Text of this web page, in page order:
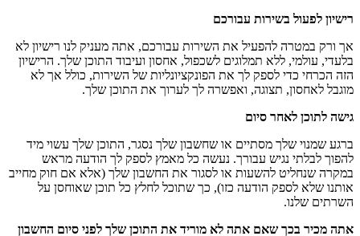
רישיון לפעול בשירות עבורכם
אך ורק במטרה להפעיל את השירות עבורכם, אתה מעניק לנו רישיון לא
בלעדי, עולמי, ללא תמלוגים לשכפול, אחסון ועיבוד התוכן שלך. הרישיון
הזה הכרחי כדי לספק לך את הפונקציונליות של השירות, כולל אך לא
מוגבל לאחסון, תצוגה, ואפשרה לך לערוך את התוכן שלך.
גישה לתוכן לאחר סיום
ברגע שמנוי שלך מסתיים או שחשבון שלך נסגר, התוכן שלך עשוי מיד
להפוך לבלתי נגיש עבורך. נעשה כל מאמץ לספק לך הודעה מראש
במקרה שנחליט להשעות או לסגור את החשבון שלך (אלא אם חוק מחייב
אותנו שלא לספק הודעה כזו), כך שתוכל לחלץ כל תוכן שאוחסן על
השרתים שלנו.
אתה מכיר בכך שאם אתה לא מוריד את התוכן שלך לפני סיום החשבון